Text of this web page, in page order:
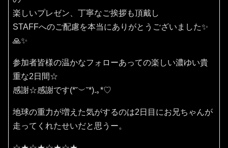
楽しいプレゼン、丁寧なご挨拶も頂戴し
STAFFへのご配慮を本当にありがとうございました✨
🙏✨
参加者皆様の温かなフォローあっての楽しい濃ゆい貴
重な2日間☆
感謝☆感謝です(⁠*⁠˘⁠︶⁠˘⁠*⁠)⁠.⁠｡⁠*⁠♡
地球の重力が増えた気がするのは2日目にお兄ちゃんが
走ってくれたせいだと思うー。